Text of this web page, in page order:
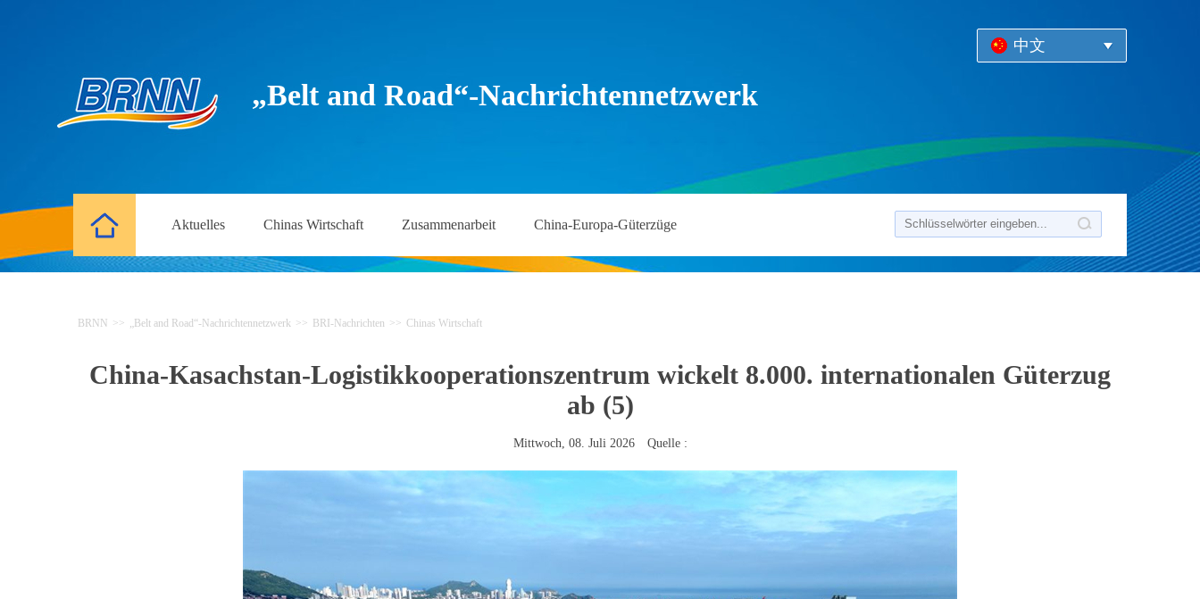
中文
„Belt and Road“-Nachrichtennetzwerk
Aktuelles Chinas Wirtschaft Zusammenarbeit China-Europa-Güterzüge
BRNN >> „Belt and Road“-Nachrichtennetzwerk >> BRI-Nachrichten >> Chinas Wirtschaft
China-Kasachstan-Logistikkooperationszentrum wickelt 8.000. internationalen Güterzug
ab (5)
Mittwoch, 08. Juli 2026 Quelle :